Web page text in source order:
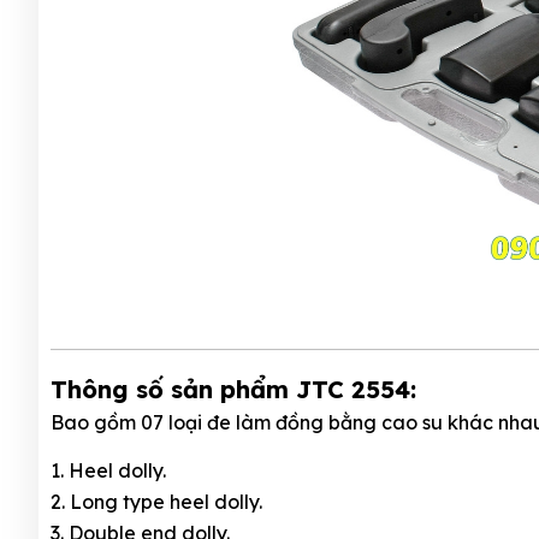
Thông số sản phẩm JTC 2554:
Bao gồm 07 loại đe làm đồng bằng cao su khác
1. Heel dolly.
2. Long type heel dolly.
3. Double end dolly.